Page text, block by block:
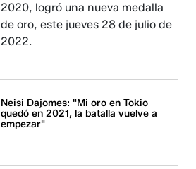
2020, logró una nueva medalla
de oro, este jueves 28 de julio de
2022.
Neisi Dajomes: "Mi oro en Tokio
quedó en 2021, la batalla vuelve a
empezar"